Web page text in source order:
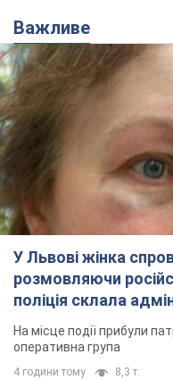
Важливе
У Львові жінка
розмовляючи
поліція склала
На місце події прибули
оперативна група
4 години тому 8,3 т.